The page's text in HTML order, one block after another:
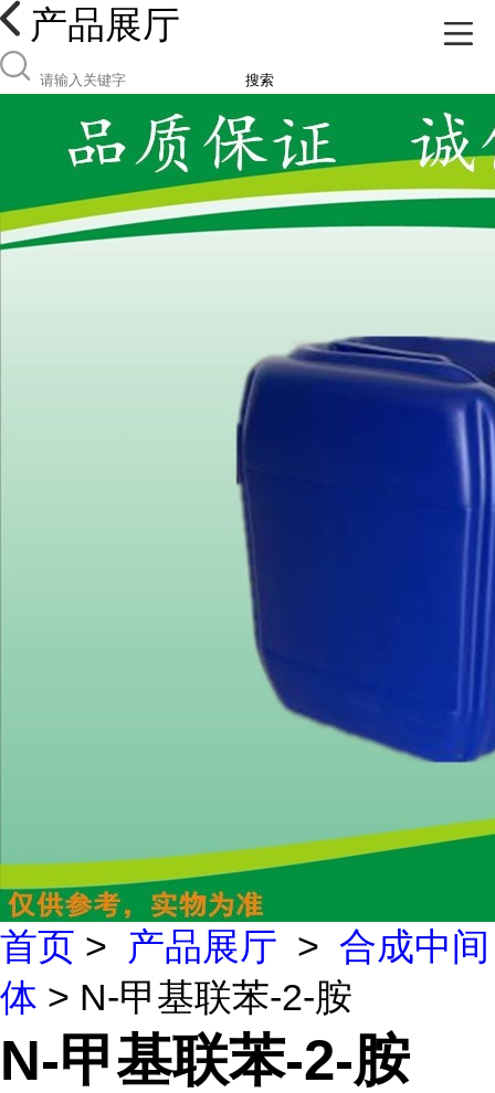
产品展厅
搜索
首页 > 产品展厅 > 合成中间
体 > N-甲基联苯-2-胺
N-甲基联苯-2-胺